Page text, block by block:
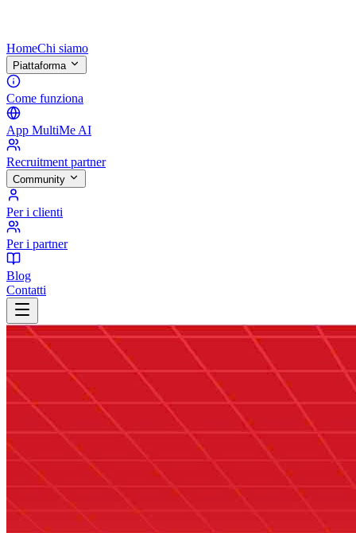
HomeChi siamo
Piattaforma
Come funziona
App MultiMe AI
Recruitment partner
Community
Per i clienti
Per i partner
Blog
Contatti